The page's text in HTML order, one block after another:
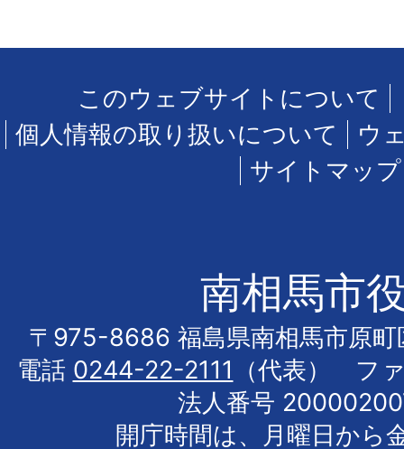
このウェブサイトについて
個人情報の取り扱いについて
ウ
サイトマップ
南相馬市
〒975-8686 福島県南相馬市原町
電話 0244-22-2111
（代表） フ
法人番号
開庁時間は、月曜日から